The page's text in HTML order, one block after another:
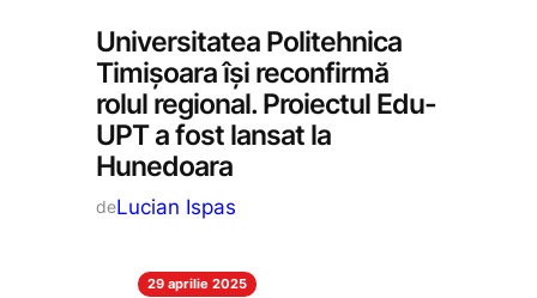
Universitatea Politehnica
Timișoara își reconfirmă
rolul regional. Proiectul Edu-
UPT a fost lansat la
Hunedoara
deLucian Ispas
29 aprilie 2025